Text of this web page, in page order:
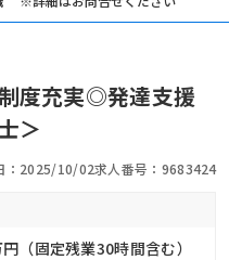
度充実◎発達支援
＞
：2025/10/02求人番号：9683424
（固定残業30時間含む）